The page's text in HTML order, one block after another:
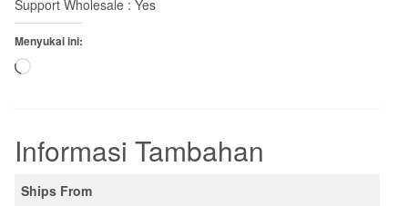
Support Wholesale : Yes
Menyukai ini:
Memuat...
Informasi Tambahan
Ships From